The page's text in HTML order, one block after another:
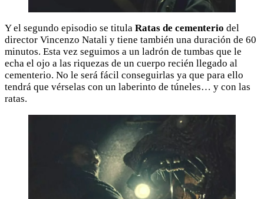
Y el segundo episodio se titula Ratas de cementerio del
director Vincenzo Natali y tiene también una duración de 60
minutos. Esta vez seguimos a un ladrón de tumbas que le
echa el ojo a las riquezas de un cuerpo recién llegado al
cementerio. No le será fácil conseguirlas ya que para ello
tendrá que vérselas con un laberinto de túneles… y con las
ratas.